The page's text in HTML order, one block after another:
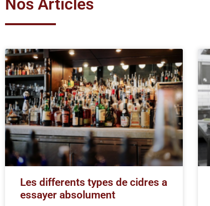
Nos Articles
Les differents types de cidres a
essayer absolument